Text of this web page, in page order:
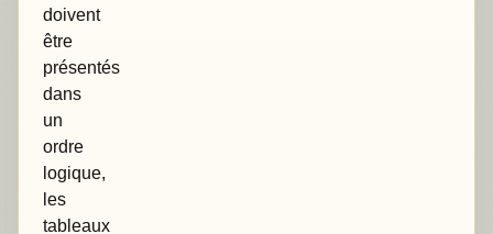
doivent
être
présentés
dans
un
ordre
logique,
les
tableaux